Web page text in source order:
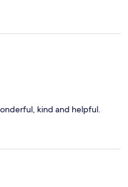
kind and helpful.